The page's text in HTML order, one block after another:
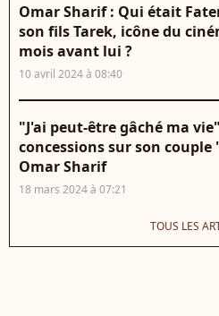
Omar Sharif : Qui était
son fils Tarek, icône du
mois avant lui ?
10 avril 2024 à 08:40
"J'ai peut-être gâché ma
concessions sur son
Omar Sharif
18 mars 2024 à 07:21
TOUS LES